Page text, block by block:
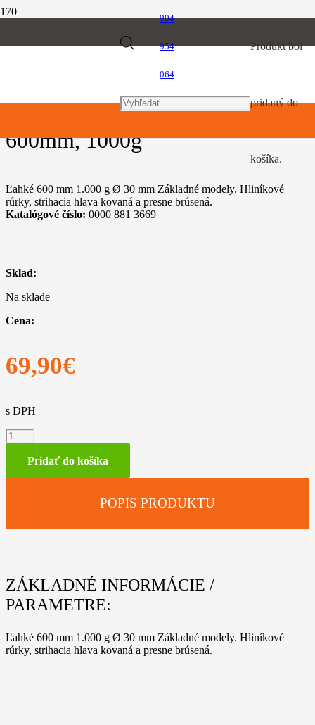
904
954
064
Products
search
Produktbol
pridaný do
košíka.
Náradie pre starostlivosť o porasty
Vyvetvovacie nožnice Bypass,
600mm, 1000g
Ľahké 600 mm 1.000 g Ø 30 mm Základné modely. Hliníkové
rúrky, strihacia hlava kovaná a presne brúsená.
Katalógové číslo: 0000 881 3669
Sklad:
Na sklade
Cena:
69,90€
s DPH
množstvo
Vyvetvovacie
nožnicePridať do košíka
POPIS PRODUKTU
ZÁKLADNÉ INFORMÁCIE /
PARAMETRE:
Ľahké 600 mm 1.000 g Ø 30 mm Základné modely. Hliníkové
rúrky, strihacia hlava kovaná a presne brúsená.